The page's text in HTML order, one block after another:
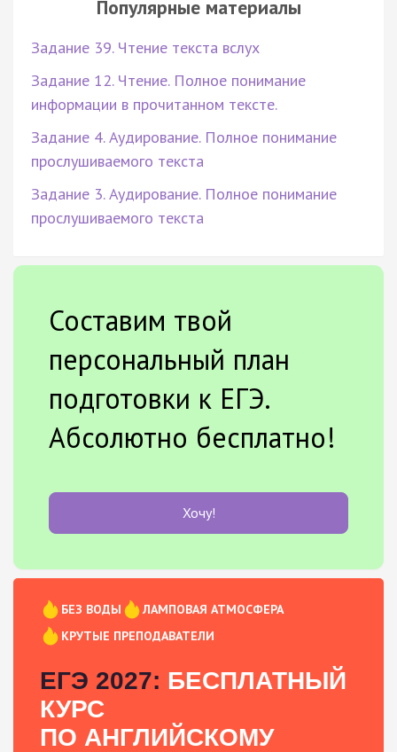
Популярные материалы
Задание 39. Чтение текста вслух
Задание 12. Чтение. Полное понимание
информации в прочитанном тексте.
Задание 4. Аудирование. Полное понимание
прослушиваемого текста
Задание 3. Аудирование. Полное понимание
прослушиваемого текста
Составим твой
персональный план
подготовки к ЕГЭ.
Абсолютно бесплатно!
Хочу!
БЕЗ ВОДЫ
ЛАМПОВАЯ АТМОСФЕРА
КРУТЫЕ ПРЕПОДАВАТЕЛИ
ЕГЭ 2027: БЕСПЛАТНЫЙ
КУРС
ПО АНГЛИЙСКОМУ